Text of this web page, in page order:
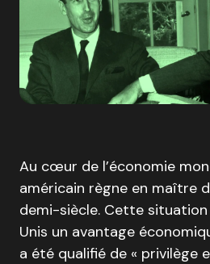
Au cœur de l’économie
américain règne en maître
demi-siècle. Cette
Unis un avantage
a été qualifié de « privilège